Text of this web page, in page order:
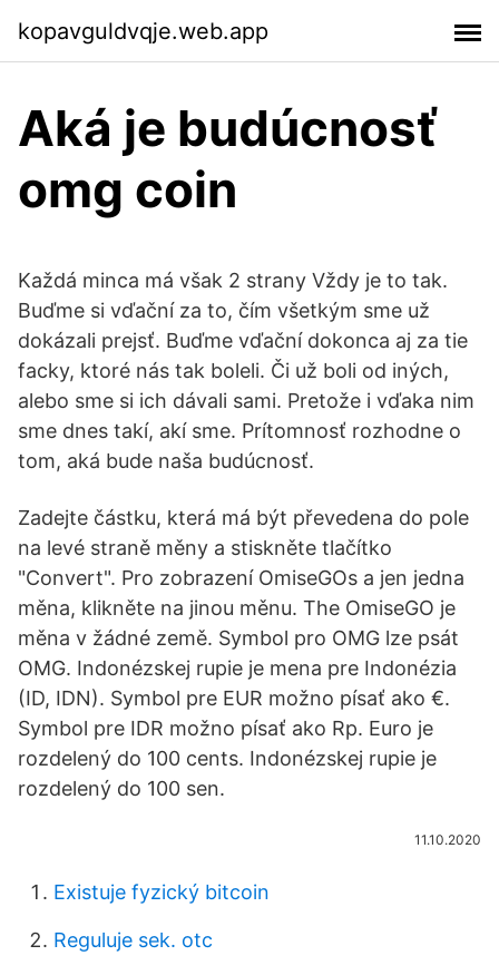
kopavguldvqje.web.app
Aká je budúcnosť
omg coin
Každá minca má však 2 strany Vždy je to tak.
Buďme si vďační za to, čím všetkým sme už
dokázali prejsť. Buďme vďační dokonca aj za tie
facky, ktoré nás tak boleli. Či už boli od iných,
alebo sme si ich dávali sami. Pretože i vďaka nim
sme dnes takí, akí sme. Prítomnosť rozhodne o
tom, aká bude naša budúcnosť.
Zadejte částku, která má být převedena do pole
na levé straně měny a stiskněte tlačítko
"Convert". Pro zobrazení OmiseGOs a jen jedna
měna, klikněte na jinou měnu. The OmiseGO je
měna v žádné země. Symbol pro OMG lze psát
OMG. Indonézskej rupie je mena pre Indonézia
(ID, IDN). Symbol pre EUR možno písať ako €.
Symbol pre IDR možno písať ako Rp. Euro je
rozdelený do 100 cents. Indonézskej rupie je
rozdelený do 100 sen.
11.10.2020
Existuje fyzický bitcoin
Reguluje sek. otc